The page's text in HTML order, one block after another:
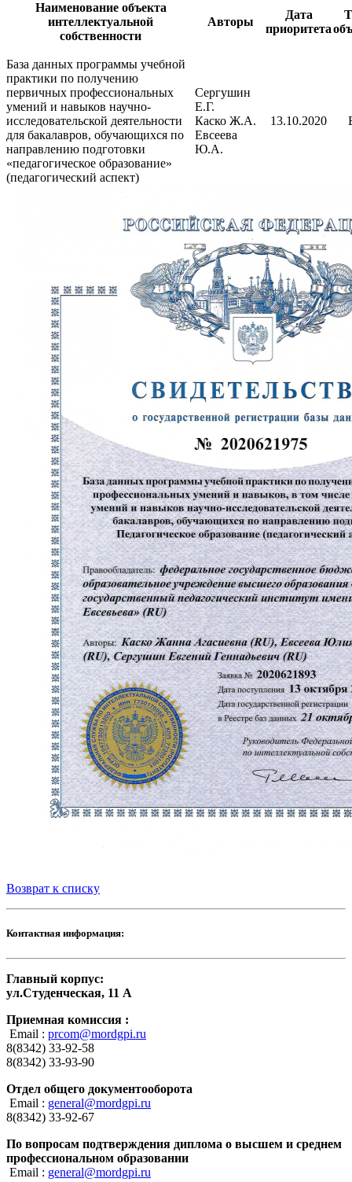
Наименование объекта
интеллектуальной
собственности
Авторы
Дата
приоритета
База данных программы учебной
практики по получению
первичных профессиональных
умений и навыков научно-
исследовательской деятельности
для бакалавров, обучающихся по
направлению подготовки
«педагогическое образование»
(педагогический аспект)
Сергушин
Е.Г.
Каско Ж.А.
Евсеева
Ю.А.
13.10.2020
Возврат к списку
Контактная информация:
Главный корпус:
ул.Студенческая, 11 А
Приемная комиссия :
Email : prcom@mordgpi.ru
8(8342) 33-92-58
8(8342) 33-93-90
Отдел общего документооборота
Email : general@mordgpi.ru
8(8342) 33-92-67
По вопросам подтверждения диплома о высшем и среднем
профессиональном образовании
Email : general@mordgpi.ru